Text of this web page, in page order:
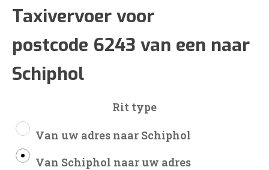
€280
tot
Taxivervoer voor
postcode 6243 van een naar
Schiphol
Rit type
Van uw adres naar Schiphol
Van Schiphol naar uw adres